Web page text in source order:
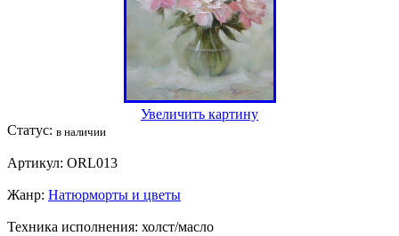
Увеличить картину
Статус: в наличии
Артикул: ORL013
Жанр: Натюрморты и цветы
Техника исполнения: холст/масло